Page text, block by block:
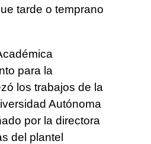
tarde o temprano
para la
los trabajos de la
Autónoma
por la directora
del plantel